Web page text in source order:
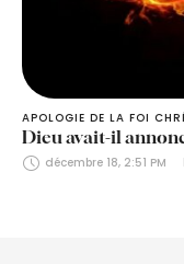
APOLOGIE DE LA FOI
Dieu avait-il
décembre 18, 2:51 PM